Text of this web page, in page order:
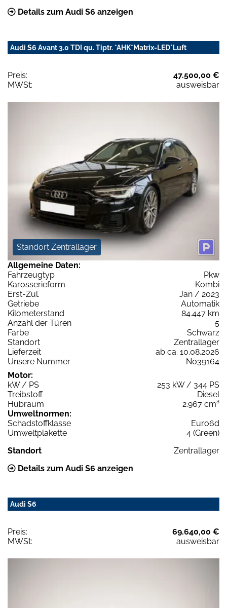
Details zum Audi S6 anzeigen
Audi S6 Avant 3.0 TDI qu. Tiptr. *AHK*Matrix-LED*Luft
Preis:
47.500,00 €
MWSt:
ausweisbar
Standort Zentrallager
Allgemeine Daten:
Fahrzeugtyp
Pkw
Karosserieform
Kombi
Erst-Zul.
Jan / 2023
Getriebe
Automatik
Kilometerstand
84.447 km
Anzahl der Türen
5
Farbe
Schwarz
Standort
Zentrallager
Lieferzeit
ab ca. 10.08.2026
Unsere Nummer
N039164
Motor:
kW / PS
253 kW / 344 PS
Treibstoff
Diesel
Hubraum
2.967 cm³
Umweltnormen:
Schadstoffklasse
Euro6d
Umweltplakette
4 (Green)
Standort
Zentrallager
Details zum Audi S6 anzeigen
Audi S6
Preis:
69.640,00 €
MWSt:
ausweisbar